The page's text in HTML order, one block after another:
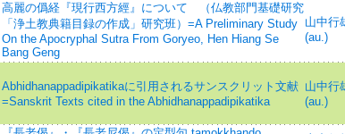
高麗の僞経『現行西方經』について （仏教部門基礎研究
「浄土教典籍目録の作成」研究班）=A Preliminary Study
On the Apocryphal Sutra From Goryeo, Hen Hiang Se
Bang Geng
山中行
(au.)
Abhidhanappadipikatikaに引用されるサンスクリット文献
=Sanskrit Texts cited in the Abhidhanappadipikatika
山中行
(au.)